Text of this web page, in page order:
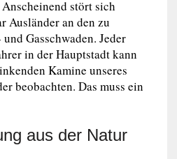
stört sich
Ausländer an den zu
Gasschwaden. Jeder
in der Hauptstadt kann
Kamine unseres
beobachten. Das muss ein
aus der Natur